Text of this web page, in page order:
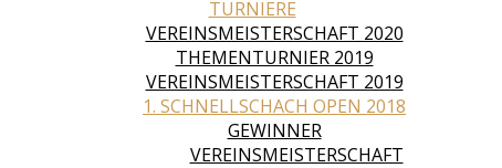
TURNIERE
VEREINSMEISTERSCHAFT 2020
THEMENTURNIER 2019
VEREINSMEISTERSCHAFT 2019
1. SCHNELLSCHACH OPEN 2018
GEWINNER
VEREINSMEISTERSCHAFT